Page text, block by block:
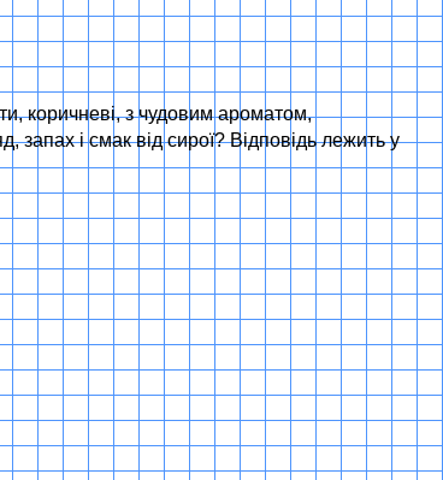
коричневі, з чудовим ароматом,
і смак від сирої? Відповідь лежить у